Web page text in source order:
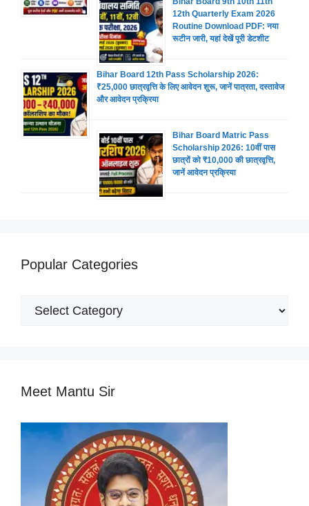
12th Quarterly Exam 2026
Routine Download PDF: नया
रूटीन जारी, यहां देखें पूरी डेटशीट
Bihar Board 12th Pass Scholarship 2026:
₹25,000 छात्रवृत्ति के लिए आवेदन शुरू, जानें पात्रता, दस्तावेज
और आवेदन प्रक्रिया
Bihar Board Matric Pass
Scholarship 2026: 10वीं पास
छात्रों को ₹10,000 की छात्रवृत्ति,
जानें आवेदन प्रक्रिया
Popular Categories
Popular
Meet Mantu Sir